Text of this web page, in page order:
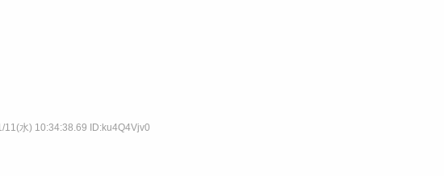
11(水) 10:34:38.69 ID:ku4Q4Vjv0